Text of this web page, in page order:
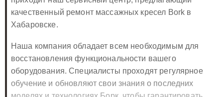
техника выходит из строя? В этом случае на помощь
приходит наш сервисный центр, предлагающий
качественный ремонт массажных кресел Bork в
Хабаровске.
Наша компания обладает всем необходимым для
восстановления функциональности вашего
оборудования. Специалисты проходят регулярное